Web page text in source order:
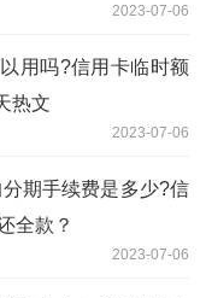
2023-07-06
用吗?信用卡临时额
热文
2023-07-06
期手续费是多少?信
全款？
2023-07-06